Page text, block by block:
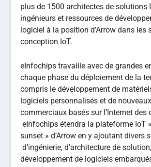
plus de 1500 architectes de solutions
ingénieurs et ressources de
logiciel à la position d’Arrow dans les
conception IoT.
eInfochips travaille avec de grandes
chaque phase du déploiement de la
compris le développement de
logiciels personnalisés et de
commerciaux basés sur l’Internet des
eInfochips étendra la plateforme IoT
sunset » d’Arrow en y ajoutant divers
d’ingénierie, d’architecture de
développement de logiciels